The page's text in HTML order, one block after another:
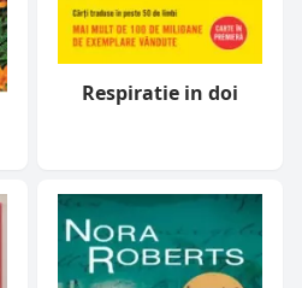
Respiratie in doi